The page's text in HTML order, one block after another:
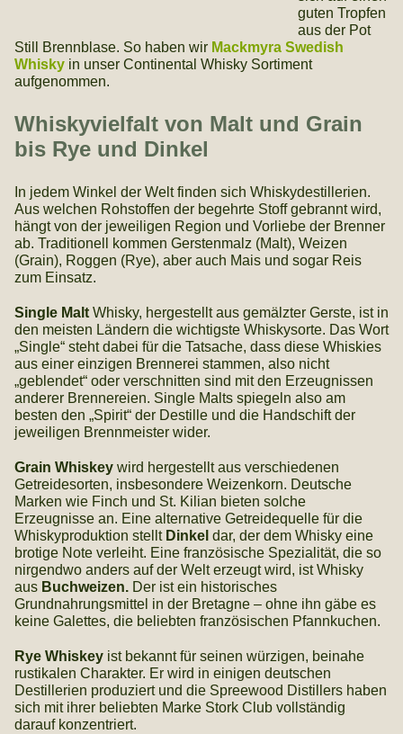
guten Tropfen
aus der Pot
Still Brennblase. So haben wir Mackmyra Swedish
Whiskyin unser Continental Whisky Sortiment
aufgenommen.
Whiskyvielfalt von Malt und Grain
bis Rye und Dinkel
In jedem Winkel der Welt finden sich Whiskydestillerien.
Aus welchen Rohstoffen der begehrte Stoff gebrannt wird,
hängt von der jeweiligen Region und Vorliebe der Brenner
ab. Traditionell kommen Gerstenmalz (Malt), Weizen
(Grain), Roggen (Rye), aber auch Mais und sogar Reis
zum Einsatz.
Single MaltWhisky, hergestellt aus gemälzter Gerste, ist in
den meisten Ländern die wichtigste Whiskysorte. Das Wort
„Single“ steht dabei für die Tatsache, dass diese Whiskies
aus einer einzigen Brennerei stammen, also nicht
„geblendet“ oder verschnitten sind mit den Erzeugnissen
anderer Brennereien. Single Malts spiegeln also am
besten den „Spirit“ der Destille und die Handschift der
jeweiligen Brennmeister wider.
Grain Whiskeywird hergestellt aus verschiedenen
Getreidesorten, insbesondere Weizenkorn. Deutsche
Marken wie Finch und St. Kilian bieten solche
Erzeugnisse an. Eine alternative Getreidequelle für die
Whiskyproduktion stellt Dinkel dar, der dem Whisky eine
brotige Note verleiht. Eine französische Spezialität, die so
nirgendwo anders auf der Welt erzeugt wird, ist Whisky
aus Buchweizen. Der ist ein historisches
Grundnahrungsmittel in der Bretagne – ohne ihn gäbe es
keine Galettes, die beliebten französischen Pfannkuchen.
Rye Whiskeyist bekannt für seinen würzigen, beinahe
rustikalen Charakter. Er wird in einigen deutschen
Destillerien produziert und die Spreewood Distillers haben
sich mit ihrer beliebten Marke Stork Club vollständig
darauf konzentriert.